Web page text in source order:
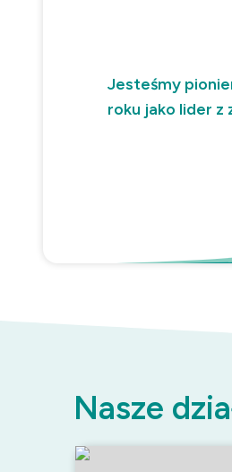
Jesteśmy
roku jako lider
Nasze